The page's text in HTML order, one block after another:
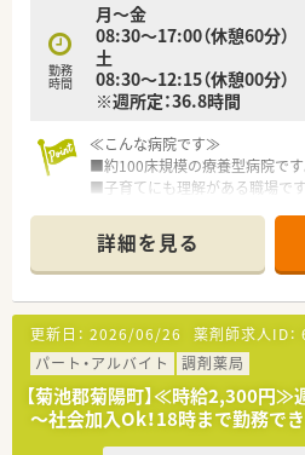
勤務
時間
月～金
08:30～17:00（休憩60分）
土
08:30～12:15（休憩00分）
※週所定：36.8時間
≪こんな病院です≫
■約100床規模の療養型病院です
■子育てにも理解がある職場です
います。
詳細を見る
更新日： 2026/06/26 薬剤師求人ID：
パート・アルバイト
調剤薬局
【菊池郡菊陽町】≪時給2,300円≫
～社会加入Ok！18時まで勤務で